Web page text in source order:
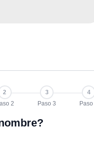
2
2
3
Paso 3
4